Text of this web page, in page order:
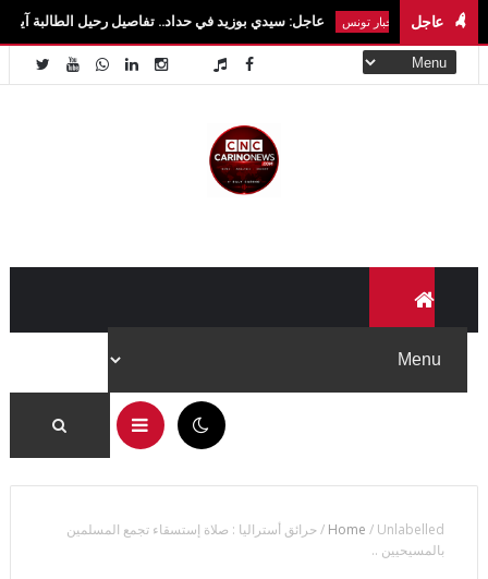
عاجل
اخبار تونس عاجل: سيدي بوزيد في حداد.. تفاصيل رحيل الطالبة آية الزايدي في
Home / Unlabelled
/حرائق أستراليا : صلاة إستسقاء تجمع المسلمين
بالمسيحيين ..